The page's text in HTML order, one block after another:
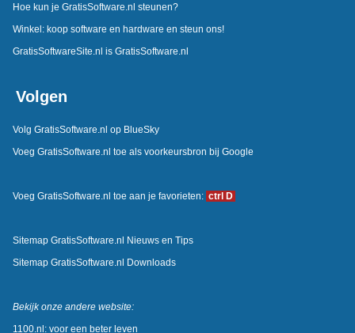
Hoe kun je GratisSoftware.nl steunen?
Winkel: koop software en hardware en steun ons!
GratisSoftwareSite.nl is GratisSoftware.nl
Volgen
Volg GratisSoftware.nl op BlueSky
Voeg GratisSoftware.nl toe als voorkeursbron bij Google
Voeg GratisSoftware.nl toe aan je favorieten: ctrl D
Sitemap GratisSoftware.nl Nieuws en Tips
Sitemap GratisSoftware.nl Downloads
Bekijk onze andere website:
1100.nl: voor een beter leven